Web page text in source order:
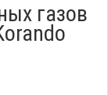
газов